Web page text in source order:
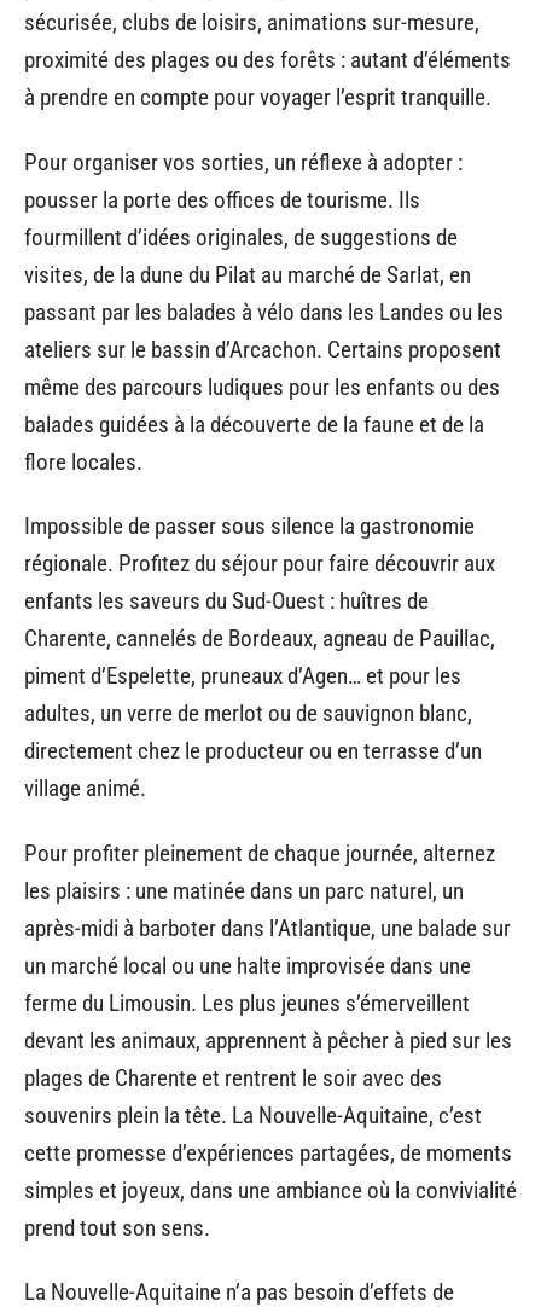
sécurisée, clubs de loisirs, animations sur-mesure,
proximité des plages ou des forêts : autant d’éléments
à prendre en compte pour voyager l’esprit tranquille.
Pour organiser vos sorties, un réflexe à adopter :
pousser la porte des offices de tourisme. Ils
fourmillent d’idées originales, de suggestions de
visites, de la dune du Pilat au marché de Sarlat, en
passant par les balades à vélo dans les Landes ou les
ateliers sur le bassin d’Arcachon. Certains proposent
même des parcours ludiques pour les enfants ou des
balades guidées à la découverte de la faune et de la
flore locales.
Impossible de passer sous silence la gastronomie
régionale. Profitez du séjour pour faire découvrir aux
enfants les saveurs du Sud-Ouest : huîtres de
Charente, cannelés de Bordeaux, agneau de Pauillac,
piment d’Espelette, pruneaux d’Agen… et pour les
adultes, un verre de merlot ou de sauvignon blanc,
directement chez le producteur ou en terrasse d’un
village animé.
Pour profiter pleinement de chaque journée, alternez
les plaisirs : une matinée dans un parc naturel, un
après-midi à barboter dans l’Atlantique, une balade sur
un marché local ou une halte improvisée dans une
ferme du Limousin. Les plus jeunes s’émerveillent
devant les animaux, apprennent à pêcher à pied sur les
plages de Charente et rentrent le soir avec des
souvenirs plein la tête. La Nouvelle-Aquitaine, c’est
cette promesse d’expériences partagées, de moments
simples et joyeux, dans une ambiance où la convivialité
prend tout son sens.
La Nouvelle-Aquitaine n’a pas besoin d’effets de